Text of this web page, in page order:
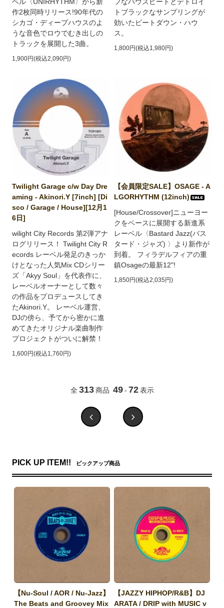
作2枚同時リリース!90年代の
シカゴ・ディープハウスのよ
うな音色でロウでむき出しの
トラックを展開した3曲。
1,900円(税込2,090円)
トブラックなサンプリングが
効いたビートダウン・ハウ
ス。
1,800円(税込1,980円)
Twilight Garage c/w Day Dre
aming - Akinori.Y [7inch] [Di
sco / Garage / House][12月1
6日]
wilight City Records 第2弾アナ
ログリリース！ Twilight City R
ecords レーベル発足のきっか
けとなった人気Mix CDシリー
ズ「Akyy Soul」を代表作に、
レーベルオーナーとして数々
の作品をプロデュースしてき
たAkinori.Y。 レーベル運営、
DJの傍ら、予てから密かに進
めてきたオリジナル楽曲制作
プロジェクトがついに解禁！
1,600円(税込1,760円)
【会員限定SALE】OSAGE - A
LGORHYTHM (12inch)
[House/Crossover]ニューヨー
クをベースに展開する新進系
レーベル〈Bastard Jazz(バス
タード・ジャズ) 〉より新作が
到着。 フィラデルフィアの重
鎮Osageの最新12"!
1,850円(税込2,035円)
全 313 商品 49 - 72 表示
PICK UP ITEM!! ピックアップ商品
【Nu-Soul / AOR / Nu-Jazz】
The Beats and Groovey Mix
【JAZZY HIPHOP/R&B】DJ
ARATA / DRIP with MUSIC v